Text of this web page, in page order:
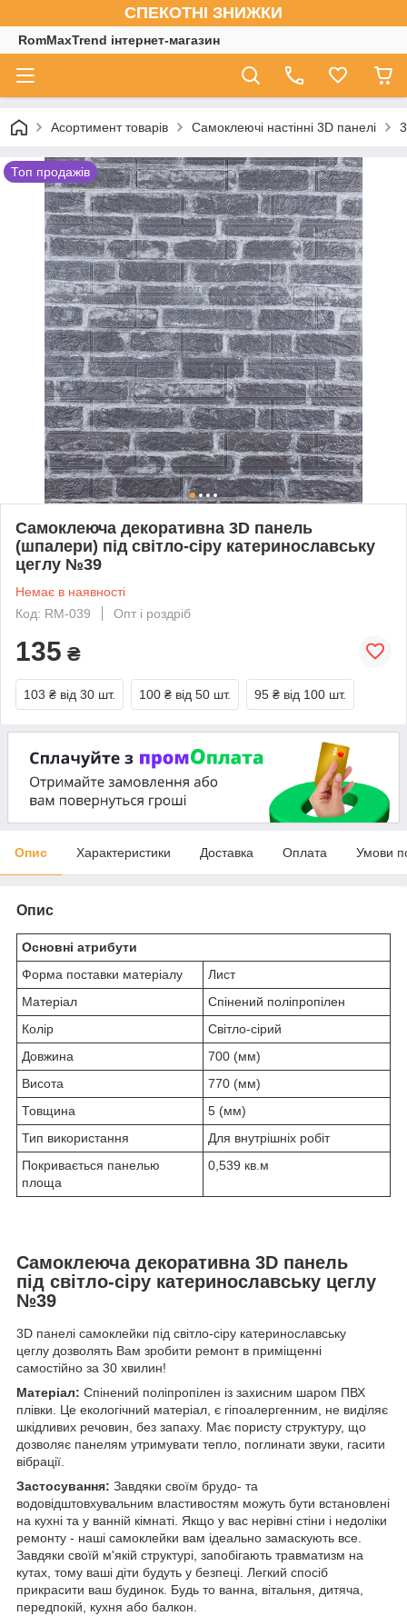
СПЕКОТНІ ЗНИЖКИ
RomMaxTrend інтернет-магазин
Асортимент товарів Самоклеючі настінні 3D панелі
Топ продажів
Самоклеюча декоративна 3D панель
(шпалери) під світло-сіру катеринославську
цеглу №39
Немає в наявності
Код: RM-039
Опт і роздріб
135 ₴
103 ₴ від 30 шт. 100 ₴ від 50 шт. 95 ₴ від 100 шт.
Опис Характеристики Доставка Оплата Умови
Опис
Основні атрибути
Форма поставки матеріалу
Лист
Матеріал
Cпінений поліпропілен
Колір
Світло-сірий
Довжина
700 (мм)
Висота
770 (мм)
Товщина
5 (мм)
Тип використання
Для внутрішніх робіт
Покривається панелью
площа
0,539 кв.м
Самоклеюча декоративна 3D панель
під світло-сіру катеринославську цеглу
№39
3D панелі самоклейки під світло-сіру катеринославську
цеглу дозволять Вам зробити ремонт в приміщенні
самостійно за 30 хвилин!
Матеріал: Спінений поліпропілен із захисним шаром ПВХ
плівки. Це екологічний матеріал, є гіпоалергенним, не виділяє
шкідливих речовин, без запаху. Має пористу структуру, що
дозволяє панелям утримувати тепло, поглинати звуки, гасити
вібрації.
Застосування: Завдяки своїм брудо- та
водовідштовхувальним властивостям можуть бути встановлені
на кухні та у ванній кімнаті. Якщо у вас нерівні стіни і недоліки
ремонту - наші самоклейки вам ідеально замаскують все.
Завдяки своїй м'якій структурі, запобігають травматизм на
кутах, тому ваші діти будуть у безпеці. Легкий спосіб
прикрасити ваш будинок. Будь то ванна, вітальня, дитяча,
передпокій, кухня або балкон.